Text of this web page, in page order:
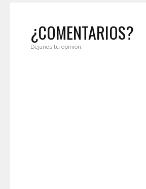
¿COMENTARIOS?
Déjanos tu opinión.